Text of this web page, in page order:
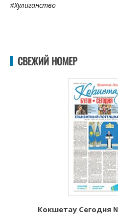
#Хулиганство
СВЕЖИЙ НОМЕР
Кокшетау Сегодня